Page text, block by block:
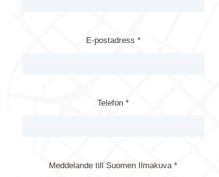
E-postadress *
Telefon *
Meddelande till Suomen Ilmakuva *